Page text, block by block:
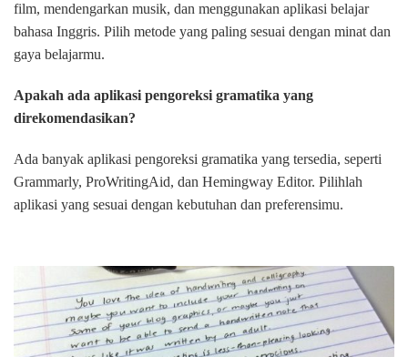
film, mendengarkan musik, dan menggunakan aplikasi belajar
bahasa Inggris. Pilih metode yang paling sesuai dengan minat dan
gaya belajarmu.
Apakah ada aplikasi pengoreksi gramatika yang
direkomendasikan?
Ada banyak aplikasi pengoreksi gramatika yang tersedia, seperti
Grammarly, ProWritingAid, dan Hemingway Editor. Pilihlah
aplikasi yang sesuai dengan kebutuhan dan preferensimu.